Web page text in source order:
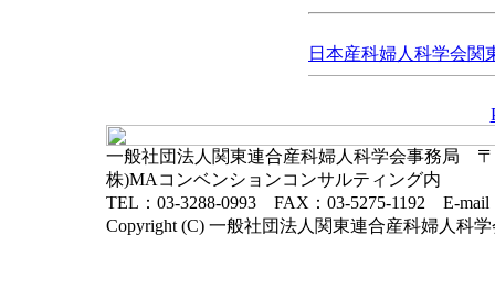
日本産科婦人科学会関
一般社団法人関東連合産科婦人科学会事務局 〒
株)MAコンベンションコンサルティング内
TEL：03-3288-0993 FAX：03-5275-1192 E-mail
Copyright (C) 一般社団法人関東連合産科婦人科